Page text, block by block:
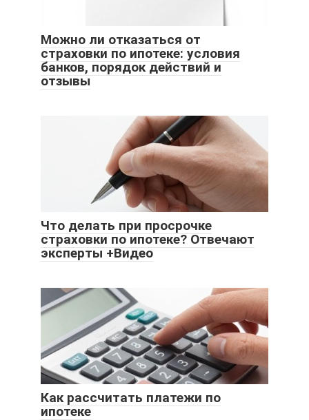
Можно ли отказаться от
страховки по ипотеке: условия
банков, порядок действий и
отзывы
Что делать при просрочке
страховки по ипотеке? Отвечают
эксперты +Видео
Как рассчитать платежи по
ипотеке